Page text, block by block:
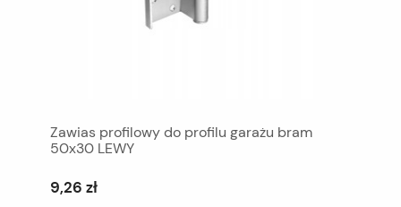
Zawias profilowy do profilu garażu bram
50x30 LEWY
9,26 zł